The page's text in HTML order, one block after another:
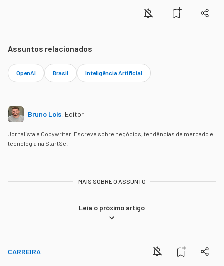
Assuntos relacionados
OpenAI Brasil Inteligência Artificial
Bruno Lois, Editor
Jornalista e Copywriter. Escreve sobre negócios, tendências de mercado e
tecnologia na StartSe.
MAIS SOBRE O ASSUNTO
Leia o próximo artigo
CARREIRA